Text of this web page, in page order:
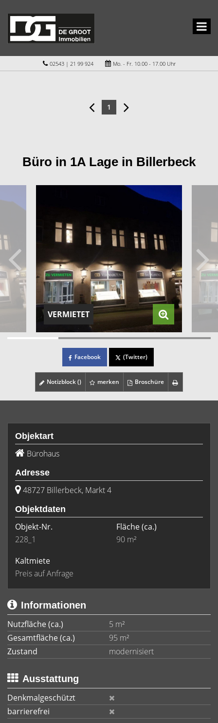
02543 | 21 99 924 Mo. - Fr. 10.00 - 17.00 Uhr
1
Büro in 1A Lage in Billerbeck
VERMIETET
Facebook (Twitter)
Notizblock () merken Broschüre
Objektart
Bürohaus
Adresse
48727 Billerbeck, Markt 4
Objektdaten
Objekt-Nr.
228_1
Fläche(ca.)
90 m²
Kaltmiete
Preis auf Anfrage
Informationen
Nutzfläche (ca.)
5 m²
Gesamtfläche (ca.)
95 m²
Zustand
modernisiert
Ausstattung
Denkmalgeschützt
barrierefrei